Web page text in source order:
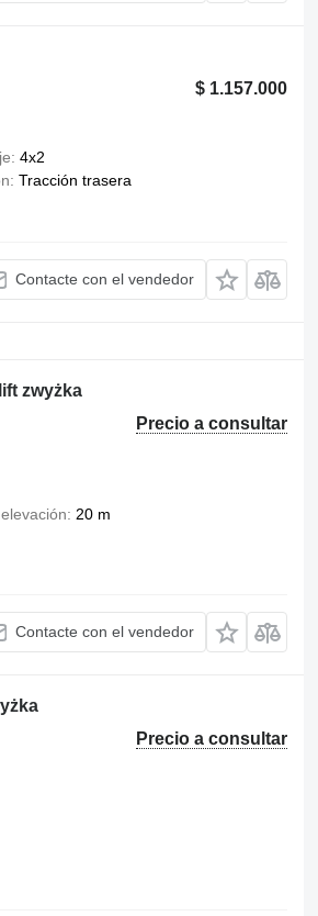
$ 1.157.000
4x2
Tracción trasera
Contacte con el vendedor
zwyżka
Precio a consultar
20 m
Contacte con el vendedor
Precio a consultar